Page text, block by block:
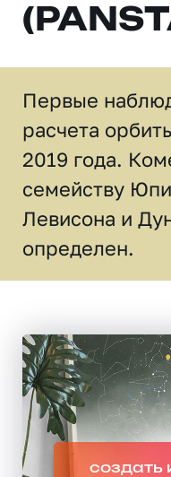
Первые
расчета
2019 года.
семейству
Левисона и
определен.
создать